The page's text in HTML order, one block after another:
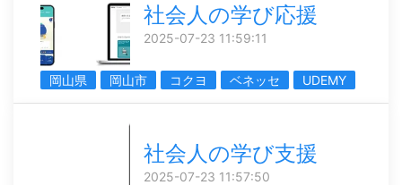
社会人の学び応援
2025-07-23 11:59:11
岡山県 岡山市 コクヨ ベネッセ UDEMY
社会人の学び支援
2025-07-23 11:57:50